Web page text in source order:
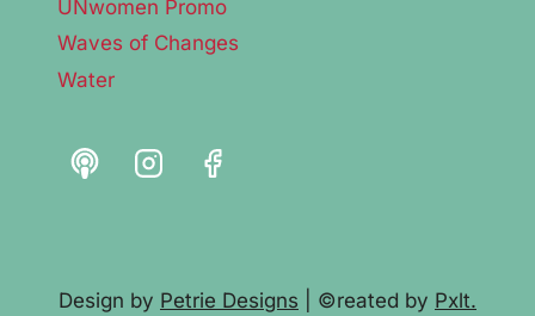
UNwomen Promo
Waves of Changes
Water
Design by Petrie Designs | ©reated by Pxlt.